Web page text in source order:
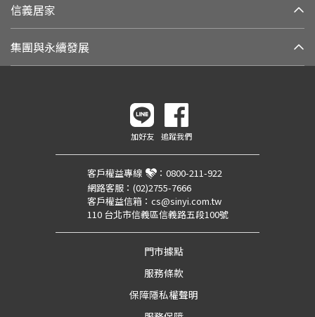
信義居家
集團與永續發展
加好友 追蹤我們
客戶權益專線 ： 0800-211-922
網路客服： (02)2755-7666
客戶權益信箱： cs@sinyi.com.tw
110 台北市信義區信義路五段100號
門市據點
服務條款
保障隱私權聲明